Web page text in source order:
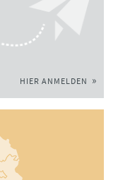
HIER ANMELDEN